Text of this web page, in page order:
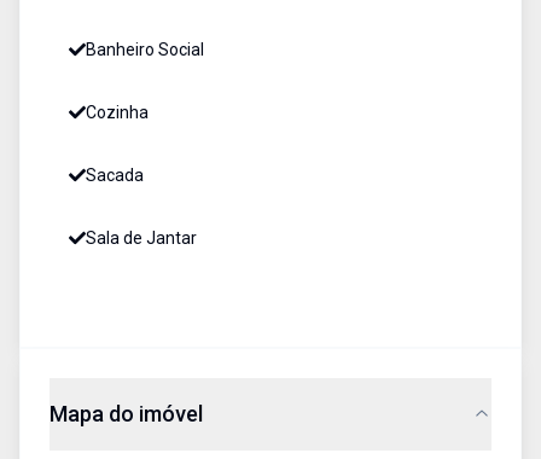
Banheiro Social
Cozinha
Sacada
Sala de Jantar
Mapa do imóvel